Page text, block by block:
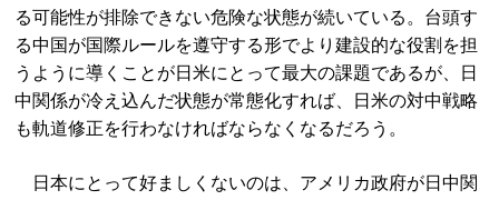
る可能性が排除できない危険な状態が続いている。台頭す
る中国が国際ルールを遵守する形でより建設的な役割を担
うように導くことが日米にとって最大の課題であるが、日
中関係が冷え込んだ状態が常態化すれば、日米の対中戦略
も軌道修正を行わなければならなくなるだろう。
日本にとって好ましくないのは、アメリカ政府が日中関